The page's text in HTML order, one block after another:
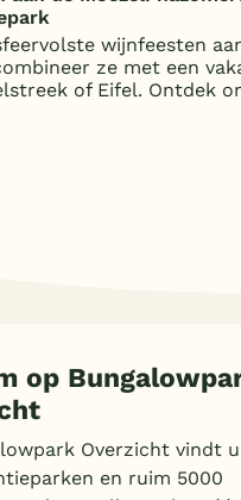
wijnfeesten
ze met een
of Eifel. Ontdek
op
Overzicht vindt
en ruim 5000